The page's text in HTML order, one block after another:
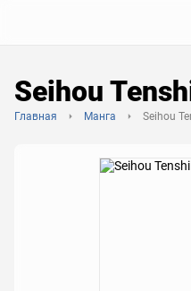
Seihou
Главная Манга Seihou